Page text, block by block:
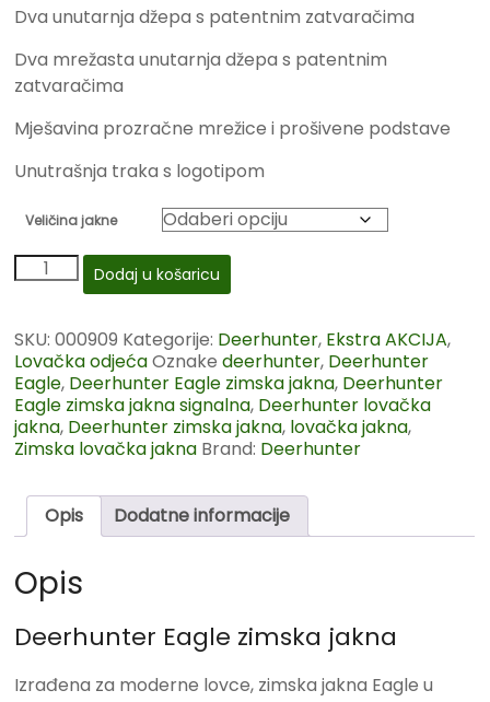
Dva unutarnja džepa s patentnim zatvaračima
Dva mrežasta unutarnja džepa s patentnim
zatvaračima
Mješavina prozračne mrežice i prošivene podstave
Unutrašnja traka s logotipom
Veličina jakne
Dodaj u košaricu
SKU:000909 Kategorije: Deerhunter, Ekstra AKCIJA,
Lovačka odjećaOznakedeerhunter, Deerhunter
Eagle, Deerhunter Eagle zimska jakna, Deerhunter
Eagle zimska jakna signalna, Deerhunter lovačka
jakna, Deerhunter zimska jakna, lovačka jakna,
Zimska lovačka jakna Brand: Deerhunter
Opis Dodatne informacije
Opis
Deerhunter Eagle zimska jakna
Izrađena za moderne lovce, zimska jakna Eagle u